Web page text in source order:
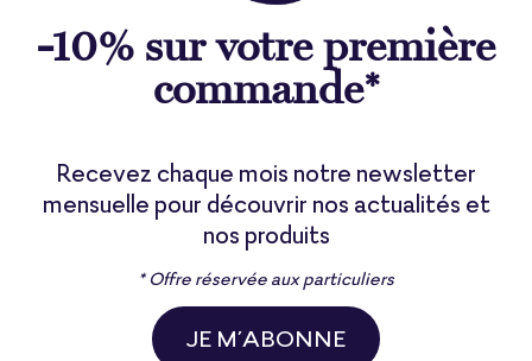
-10% sur votre première
commande*
Recevez chaque mois notre newsletter
mensuelle pour découvrir nos actualités et
nos produits
* Offre réservée aux particuliers
JE M’ABONNE